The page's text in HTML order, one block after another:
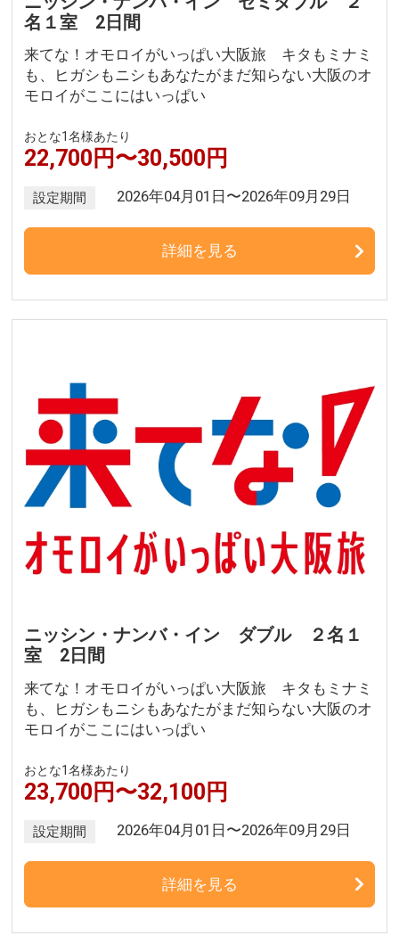
名１室 2日間
来てな！オモロイがいっぱい大阪旅 キタもミナミ
も、ヒガシもニシもあなたがまだ知らない大阪のオ
モロイがここにはいっぱい
おとな1名様あたり
22,700円〜30,500円
設定期間 2026年04月01日〜2026年09月29日
詳細を見る
ニッシン・ナンバ・イン ダブル ２名１
室 2日間
来てな！オモロイがいっぱい大阪旅 キタもミナミ
も、ヒガシもニシもあなたがまだ知らない大阪のオ
モロイがここにはいっぱい
おとな1名様あたり
23,700円〜32,100円
設定期間 2026年04月01日〜2026年09月29日
詳細を見る